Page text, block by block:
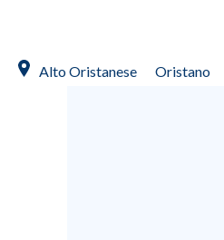
Alto Oristanese Oristano